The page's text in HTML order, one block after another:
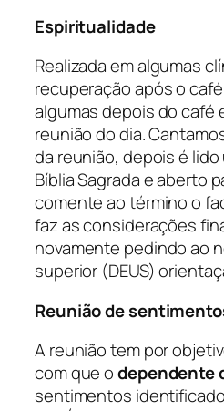
Espiritualidade
Realizada em algumas
recuperação após o
algumas depois do café
reunião do dia.
da reunião, depois é
Bíblia Sagrada e aberto
comente ao término o
faz as considerações
novamente pedindo ao
superior (DEUS)
Reunião de
A reunião tem por
com que odependente
sentimentos